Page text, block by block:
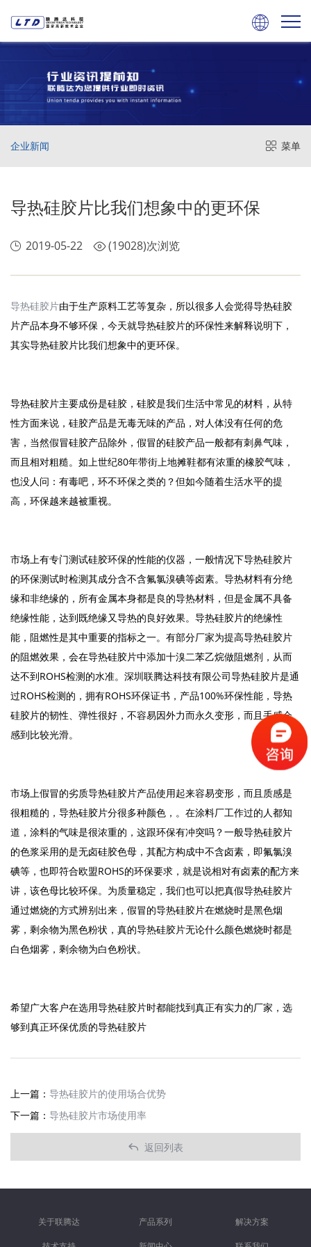

菜单
企业新闻
导热硅胶片比我们想象中的更环保
2019-05-22 (19028)次浏览
导热硅胶片由于生产原料工艺等复杂，所以很多人会觉得导热硅胶
片产品本身不够环保，今天就导热硅胶片的环保性来解释说明下，
其实导热硅胶片比我们想象中的更环保。
导热硅胶片主要成份是硅胶，硅胶是我们生活中常见的材料，从特
性方面来说，硅胶产品是无毒无味的产品，对人体没有任何的危
害，当然假冒硅胶产品除外，假冒的硅胶产品一般都有刺鼻气味，
而且相对粗糙。如上世纪80年带街上地摊鞋都有浓重的橡胶气味，
也没人问：有毒吧，环不环保之类的？但如今随着生活水平的提
高，环保越来越被重视。
市场上有专门测试硅胶环保的性能的仪器，一般情况下导热硅胶片
的环保测试时检测其成分含不含氟氯溴碘等卤素。导热材料有分绝
缘和非绝缘的，所有金属本身都是良的导热材料，但是金属不具备
绝缘性能，达到既绝缘又导热的良好效果。导热硅胶片的绝缘性
能，阻燃性是其中重要的指标之一。有部分厂家为提高导热硅胶片
的阻燃效果，会在导热硅胶片中添加十溴二苯乙烷做阻燃剂，从而
达不到ROHS检测的水准。深圳联腾达科技有限公司导热硅胶片是通
过ROHS检测的，拥有ROHS环保证书，产品100%环保性能，导热
硅胶片的韧性、弹性很好，不容易因外力而永久变形，而且手感会
感到比较光滑。
市场上假冒的劣质导热硅胶片产品使用起来容易变形，而且质感是
很粗糙的，导热硅胶片分很多种颜色，。在涂料厂工作过的人都知
道，涂料的气味是很浓重的，这跟环保有冲突吗？一般导热硅胶片
的色浆采用的是无卤硅胶色母，其配方构成中不含卤素，即氟氯溴
碘等，也即符合欧盟ROHS的环保要求，就是说相对有卤素的配方来
讲，该色母比较环保。为质量稳定，我们也可以把真假导热硅胶片
通过燃烧的方式辨别出来，假冒的导热硅胶片在燃烧时是黑色烟
雾，剩余物为黑色粉状，真的导热硅胶片无论什么颜色燃烧时都是
白色烟雾，剩余物为白色粉状。
希望广大客户在选用导热硅胶片时都能找到真正有实力的厂家，选
够到真正环保优质的导热硅胶片
上一篇： 导热硅胶片的使用场合优势
下一篇： 导热硅胶片市场使用率
 返回列表
关于联腾达 产品系列 解决方案